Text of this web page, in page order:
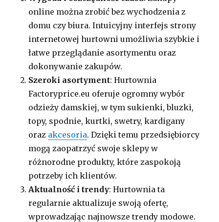
online można zrobić bez wychodzenia z
domu czy biura. Intuicyjny interfejs strony
internetowej hurtowni umożliwia szybkie i
łatwe przeglądanie asortymentu oraz
dokonywanie zakupów.
Szeroki asortyment: Hurtownia
Factoryprice.eu oferuje ogromny wybór
odzieży damskiej, w tym sukienki, bluzki,
topy, spodnie, kurtki, swetry, kardigany
oraz akcesoria. Dzięki temu przedsiębiorcy
mogą zaopatrzyć swoje sklepy w
różnorodne produkty, które zaspokoją
potrzeby ich klientów.
Aktualność i trendy: Hurtownia ta
regularnie aktualizuje swoją ofertę,
wprowadzając najnowsze trendy modowe.